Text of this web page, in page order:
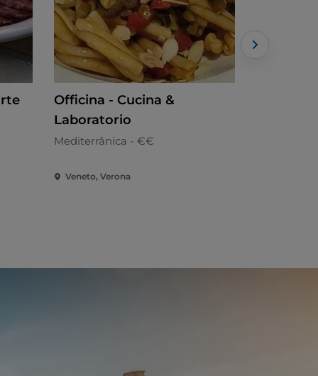
Officina - Cucina &
Laboratorio
Mediterrânica - €€
Veneto, Verona